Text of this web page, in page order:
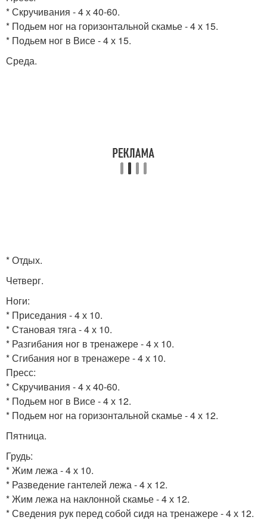
* Скручивания - 4 х 40-60.
* Подьем ног на горизонтальной скамье - 4 х 15.
* Подьем ног в Висе - 4 х 15.
Среда.
* Отдых.
Четверг.
Ноги:
* Приседания - 4 х 10.
* Становая тяга - 4 х 10.
* Разгибания ног в тренажере - 4 х 10.
* Сгибания ног в тренажере - 4 х 10.
Пресс:
* Скручивания - 4 х 40-60.
* Подьем ног в Висе - 4 х 12.
* Подьем ног на горизонтальной скамье - 4 х 12.
Пятница.
Грудь:
* Жим лежа - 4 х 10.
* Разведение гантелей лежа - 4 х 12.
* Жим лежа на наклонной скамье - 4 х 12.
* Сведения рук перед собой сидя на тренажере - 4 х 12.